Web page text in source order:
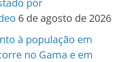
6 de agosto de 2026
à população em
no Gama e em